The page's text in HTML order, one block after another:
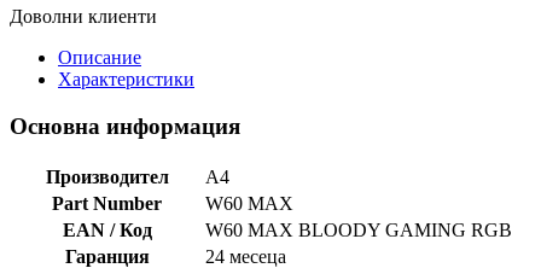
Доволни клиенти
Описание
Характеристики
Основна информация
Производител
A4
Part Number
W60 MAX
EAN / Код
W60 MAX BLOODY GAMING RGB
Гаранция
24 месеца